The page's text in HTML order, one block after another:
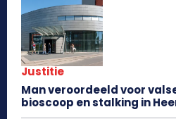
Justitie
Man veroordeeld voor
bioscoop en stalking in